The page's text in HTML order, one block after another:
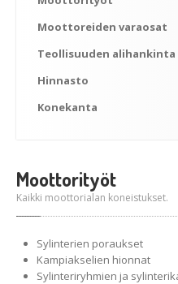
Moottoreiden varaosat
Teollisuuden alihankinta
Hinnasto
Konekanta
Moottorityöt
Kaikki moottorialan koneistukset.
Sylinterien poraukset
Kampiakselien hionnat
Sylinteriryhmien ja